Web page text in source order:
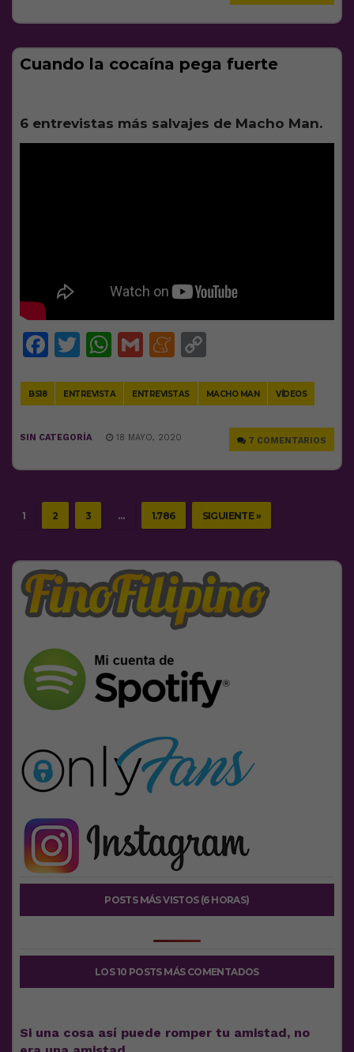
Cuando la cocaína pega fuerte
6 entrevistas más salvajes de Macho Man.
Facebook
Twitter
WhatsApp
GmailMeneame
BS18 ENTREVISTA ENTREVISTAS MACHO MAN VÍDEOS
7 COMENTARIOS
SIN CATEGORÍA 18 MAYO, 2020
1 2 3 … 1.786 SIGUIENTE »
POSTS MÁS VISTOS (6 HORAS)
LOS 10 POSTS MÁS COMENTADOS
Si una cosa así puede romper tu amistad, no